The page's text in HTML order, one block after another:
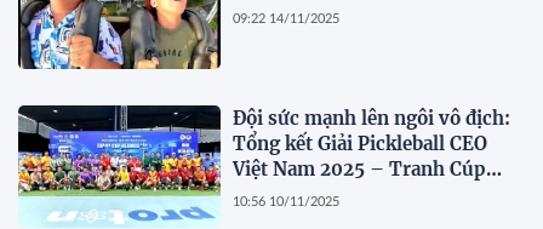
09:22 14/11/2025
Đội sức mạnh lên ngôi vô địch:
Tổng kết Giải Pickleball CEO
Việt Nam 2025 – Tranh Cúp
Hermod Lần I
10:56 10/11/2025